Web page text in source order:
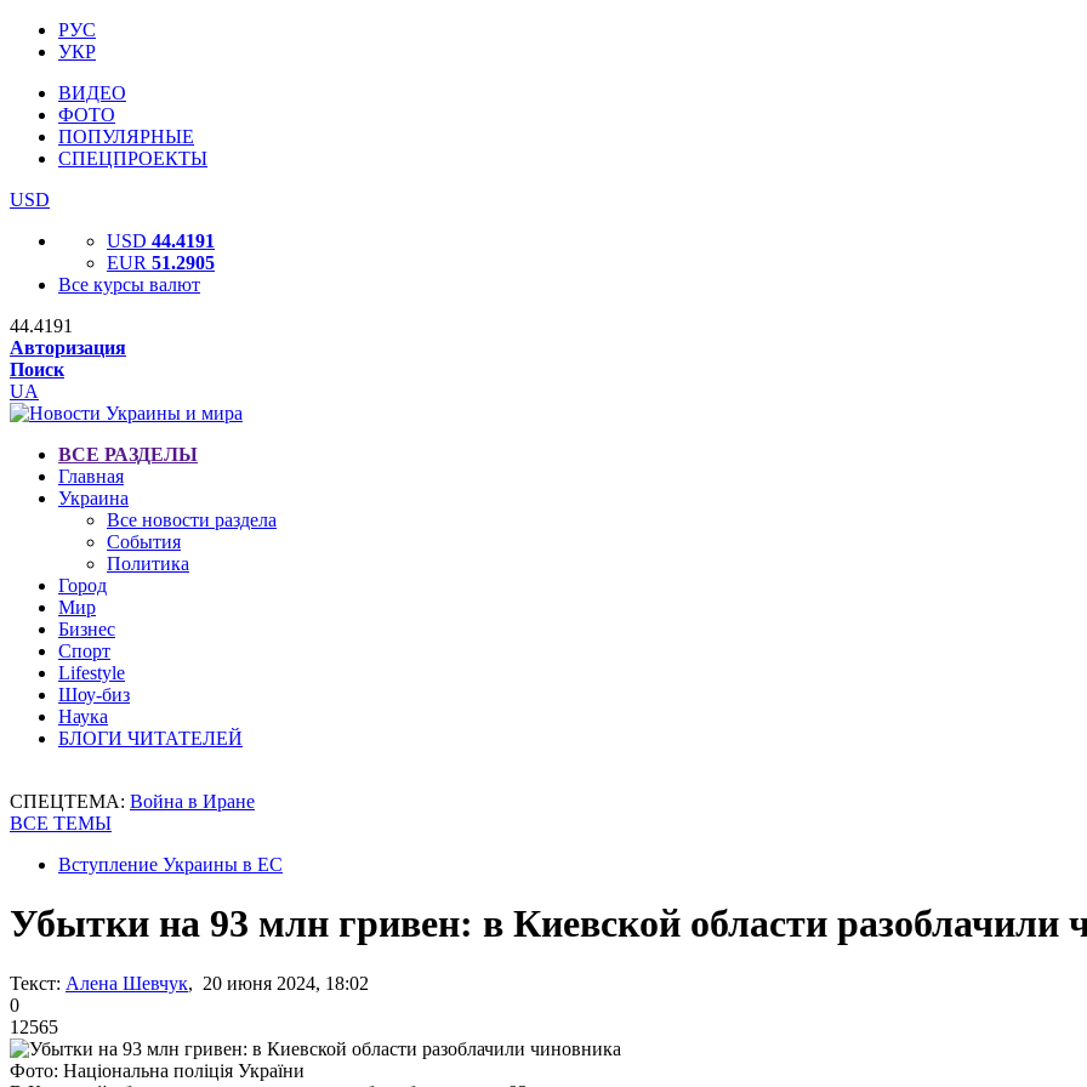
РУС
УКР
ВИДЕО
ФОТО
ПОПУЛЯРНЫЕ
СПЕЦПРОЕКТЫ
USD
USD 44.4191
EUR 51.2905
Все курсы валют
44.4191
Авторизация
Поиск
UA
ВСЕ РАЗДЕЛЫ
Главная
Украина
Все новости раздела
События
Политика
Город
Мир
Бизнес
Спорт
Lifestyle
Шоу-биз
Наука
БЛОГИ ЧИТАТЕЛЕЙ
СПЕЦТЕМА: Война в Иране
ВСЕ ТЕМЫ
Вступление Украины в ЕС
Убытки на 93 млн гривен: в Киевской области разоблачили
Текст: Алена Шевчук, 20 июня 2024, 18:02
0
12565
Фото: Національна поліція України